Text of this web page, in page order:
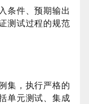
条件、预期输出
测试过程的规范
集，执行严格的
单元测试、集成